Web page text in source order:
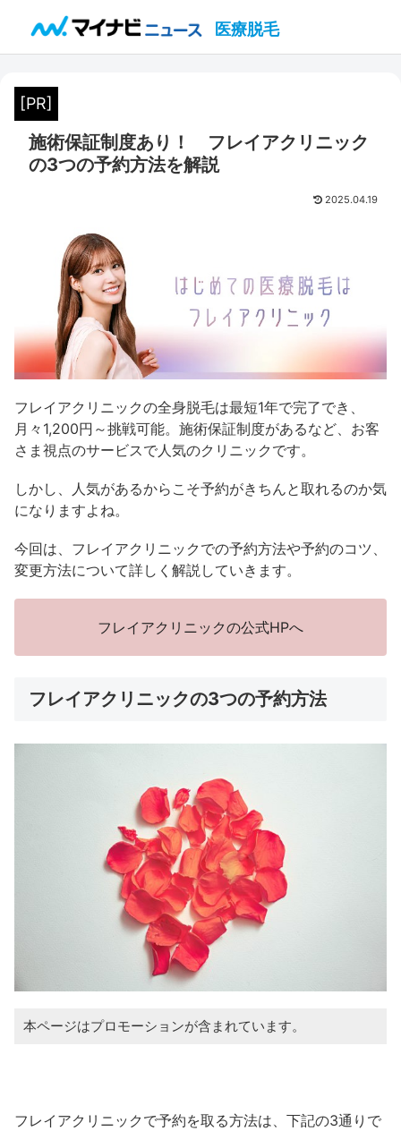
医療脱毛
[PR]
施術保証制度あり！ フレイアクリニック
の3つの予約方法を解説
2025.04.19
フレイアクリニックの全身脱毛は最短1年で完了でき、
月々1,200円～挑戦可能。施術保証制度があるなど、お客
さま視点のサービスで人気のクリニックです。
しかし、人気があるからこそ予約がきちんと取れるのか気
になりますよね。
今回は、フレイアクリニックでの予約方法や予約のコツ、
変更方法について詳しく解説していきます。
フレイアクリニックの公式HPへ
フレイアクリニックの3つの予約方法
本ページはプロモーションが含まれています。
フレイアクリニックで予約を取る方法は、下記の3通りで